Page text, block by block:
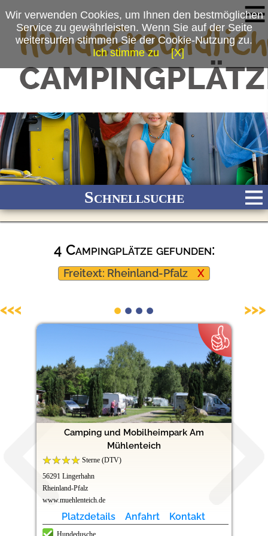
Schnellsuche
Fluss Meer Gebirge See
Wald/Wiesen
Ganzjährig geöffnet
Hundefreundliche Campingplätze
4 Campingplätze gefunden:
Freitext: Rheinland-Pfalz X
Camping und Mobilheimpark Am
Mühlenteich
Sterne (DTV)
56291 Lingerhahn
Rheinland-Pfalz
www.muehlenteich.de
Platzdetails Anfahrt Kontakt
Hundedusche
<<< >>>
Wir verwenden Cookies, um Ihnen den bestmöglichen
Service zu gewährleisten. Wenn Sie auf der Seite
weitersurfen stimmen Sie der Cookie-Nutzung zu.
Ich stimme zu
[X]